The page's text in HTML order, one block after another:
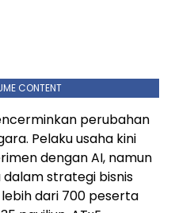
CONTENT
perubahan
Pelaku usaha kini
dengan AI, namun
strategi bisnis
dari 700 peserta